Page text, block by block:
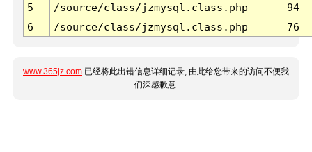
5
/source/class/jzmysql.class.php
94
6
/source/class/jzmysql.class.php 76
www.365jz.com 已经将此出错信息详细记录, 由此给您带来的访问不便我
们深感歉意.